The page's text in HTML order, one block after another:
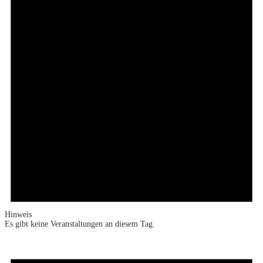
Hinweis
Es gibt keine Veranstaltungen an diesem Tag.